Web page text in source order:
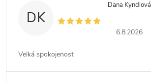
DK
Dana Kyndlová
6.8.2026
Velká spokojenost